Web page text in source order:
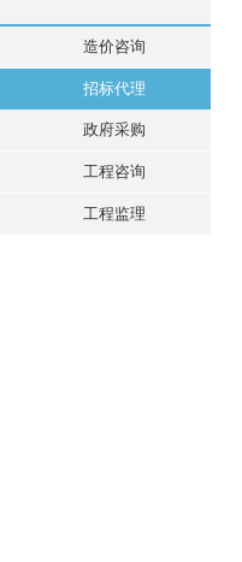
造价咨询
招标代理
政府采购
工程咨询
工程监理